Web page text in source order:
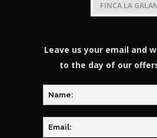
FINCA LA
Leave us your email and
to the day of our